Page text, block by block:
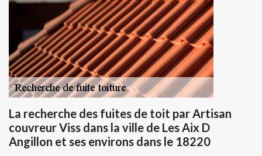
La recherche des fuites de toit par Artisan
couvreur Viss dans la ville de Les Aix D
Angillon et ses environs dans le 18220